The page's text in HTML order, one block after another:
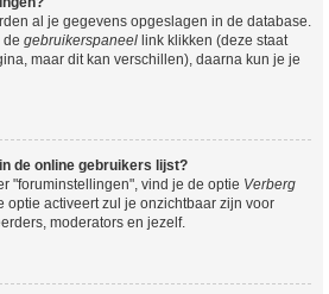
al je gegevens opgeslagen in de database.
de gebruikerspaneel link klikken (deze staat
maar dit kan verschillen), daarna kun je je
de online gebruikers lijst?
"foruminstellingen", vind je de optie Verberg
optie activeert zul je onzichtbaar zijn voor
moderators en jezelf.